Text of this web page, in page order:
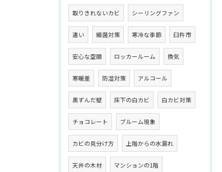
取りきれないカビ シーリングファン
違い 細菌対策 寒冷な季節 臼杵市
安心な空間 ロッカールーム 換気
寒暖差 防湿対策 アルコール
黒ずんだ壁 床下の白カビ 白カビ対策
チョコレート ブルーム現象
カビの見分け方 上階からの水漏れ
天井の木材 マンションの1階